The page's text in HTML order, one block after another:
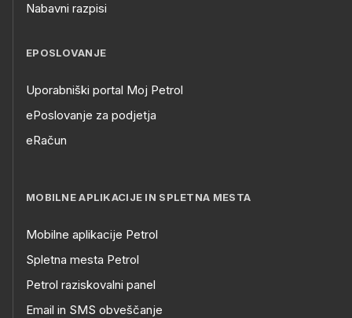
Nabavni razpisi
EPOSLOVANJE
Uporabniški portal Moj Petrol
ePoslovanje za podjetja
eRačun
MOBILNE APLIKACIJE IN SPLETNA MESTA
Mobilne aplikacije Petrol
Spletna mesta Petrol
Petrol raziskovalni panel
Email in SMS obveščanje